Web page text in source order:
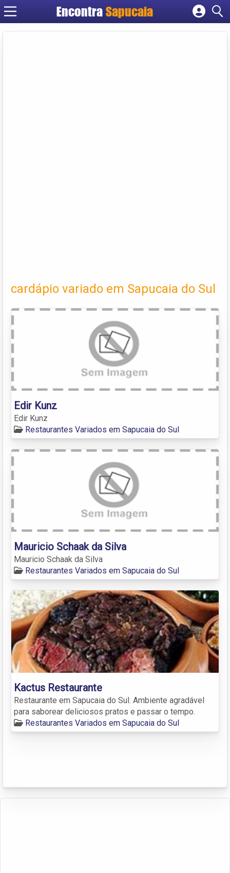
Encontra
Cadastrar empresa
cardápio variado em Sapucaia do Sul
Edir Kunz
Edir Kunz
Restaurantes Variados em Sapucaia do Sul
Mauricio Schaak da Silva
Mauricio Schaak da Silva
Restaurantes Variados em Sapucaia do Sul
Kactus Restaurante
Restaurante em Sapucaia do Sul. Ambiente agradável
para saborear deliciosos pratos e passar o tempo.
Restaurantes Variados em Sapucaia do Sul